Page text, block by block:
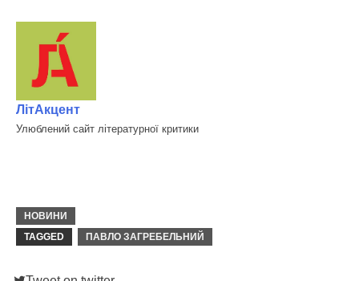
ЛітАкцент
Улюблений сайт літературної критики
НОВИНИ
TAGGED
ПАВЛО ЗАГРЕБЕЛЬНИЙ